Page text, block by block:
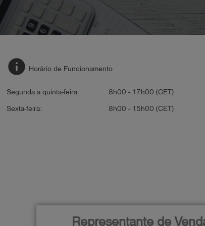
info Horário de Funcionamento
Segunda a quinta-feira: 8h00 - 17h00 (CET)
Sexta-feira: 8h00 - 15h00 (CET)
Representante de